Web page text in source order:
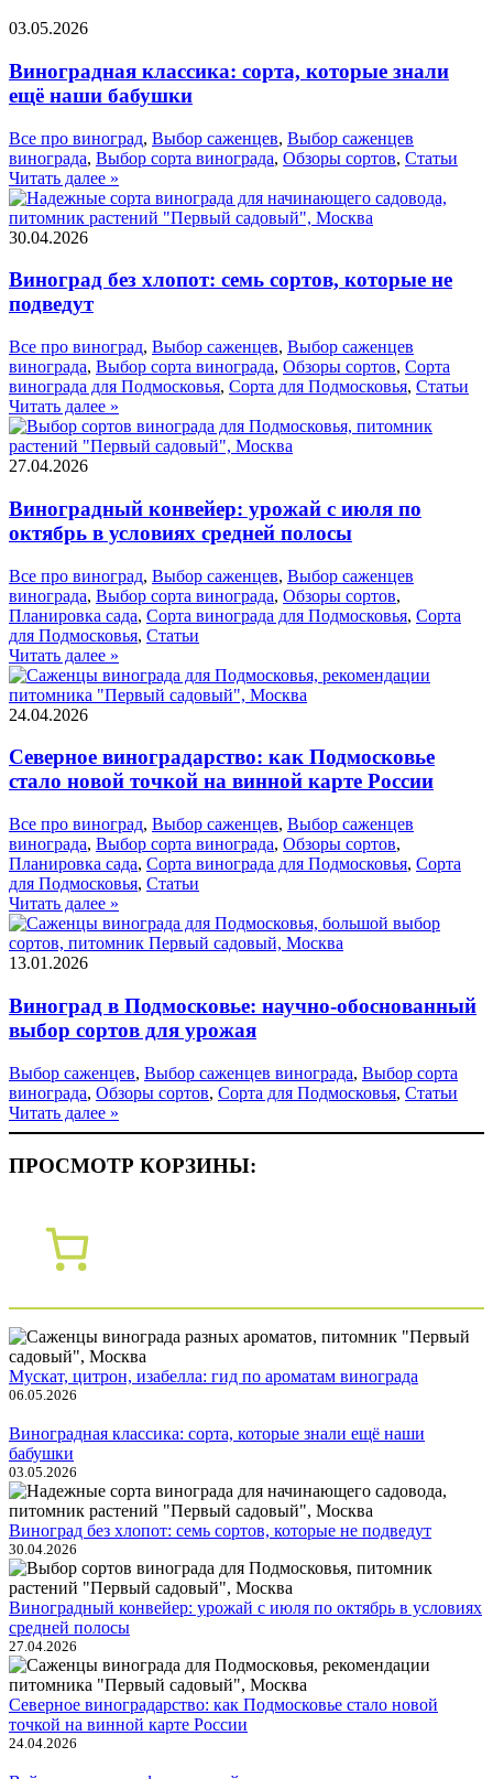
03.05.2026
Виноградная классика: сорта, которые знали
ещё наши бабушки
Все про виноград, Выбор саженцев, Выбор саженцев
винограда, Выбор сорта винограда, Обзоры сортов, Статьи
Читать далее »
30.04.2026
Виноград без хлопот: семь сортов, которые не
подведут
Все про виноград, Выбор саженцев, Выбор саженцев
винограда, Выбор сорта винограда, Обзоры сортов, Сорта
винограда для Подмосковья, Сорта для Подмосковья, Статьи
Читать далее »
27.04.2026
Виноградный конвейер: урожай с июля по
октябрь в условиях средней полосы
Все про виноград, Выбор саженцев, Выбор саженцев
винограда, Выбор сорта винограда, Обзоры сортов,
Планировка сада, Сорта винограда для Подмосковья, Сорта
для Подмосковья, Статьи
Читать далее »
24.04.2026
Северное виноградарство: как Подмосковье
стало новой точкой на винной карте России
Все про виноград, Выбор саженцев, Выбор саженцев
винограда, Выбор сорта винограда, Обзоры сортов,
Планировка сада, Сорта винограда для Подмосковья, Сорта
для Подмосковья, Статьи
Читать далее »
13.01.2026
Виноград в Подмосковье: научно-обоснованный
выбор сортов для урожая
Выбор саженцев, Выбор саженцев винограда, Выбор сорта
винограда, Обзоры сортов, Сорта для Подмосковья, Статьи
Читать далее »
ПРОСМОТР КОРЗИНЫ:
Мускат, цитрон, изабелла: гид по ароматам винограда
06.05.2026
Виноградная классика: сорта, которые знали ещё наши
бабушки
03.05.2026
Виноград без хлопот: семь сортов, которые не подведут
30.04.2026
Виноградный конвейер: урожай с июля по октябрь в условиях
средней полосы
27.04.2026
Северное виноградарство: как Подмосковье стало новой
точкой на винной карте России
24.04.2026